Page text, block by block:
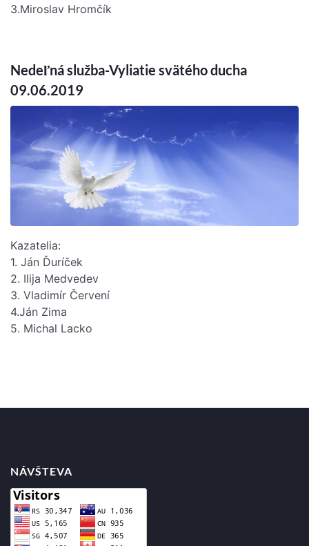
3.Miroslav Hromčík
Nedeľná služba-Vyliatie svätého ducha
09.06.2019
Kazatelia:
1. Ján Ďuríček
2. Ilija Medvedev
3. Vladimír Červení
4.Ján Zima
5. Michal Lacko
navigation
NÁVŠTEVA